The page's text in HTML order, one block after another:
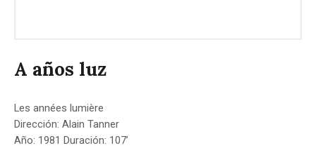
A años luz
Les années lumière
Dirección: Alain Tanner
Año: 1981 Duración: 107’